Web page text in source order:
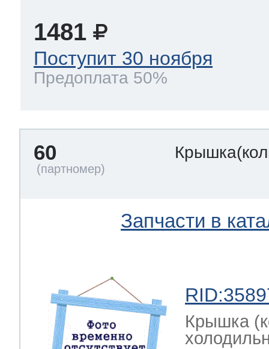
1481
Поступит 30 ноября
Предоплата 50%
60
Запчасти в
Крышка